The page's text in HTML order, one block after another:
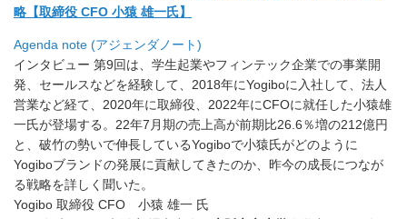
略【取締役 CFO 小猿 雄一氏】
Agenda note (アジェンダノート)
インタビュー 第9回は、学生起業やフィンテック企業での事業開
発、セールスなどを経験して、2018年にYogiboに入社して、法人
営業など経て、2020年に取締役、2022年にCFOに就任した小猿雄
一氏が登場する。22年7月期の売上高が前期比26.6％増の212億円
と、破竹の勢いで伸長しているYogiboで小猿氏がどのように
Yogiboブランドの発展に貢献してきたのか、昨今の成長につなが
る戦略を詳しく聞いた。
Yogibo 取締役 CFO 小猿 雄一 氏